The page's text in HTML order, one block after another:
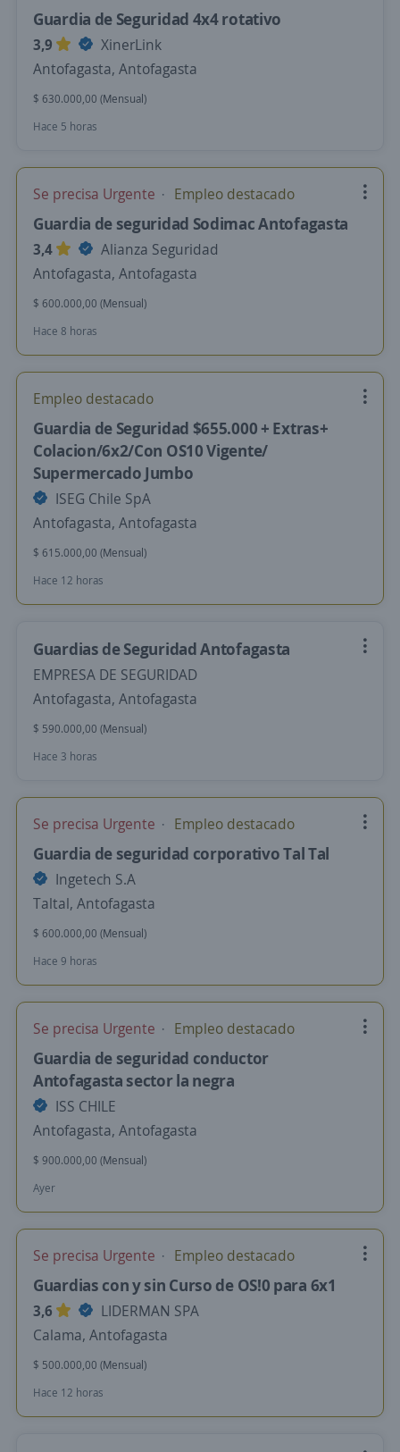
Guardia de Seguridad 4x4 rotativo
3,9
XinerLink
Antofagasta, Antofagasta
$ 630.000,00 (Mensual)
Hace 5 horas
Se precisa Urgente Empleo destacado
Guardia de seguridad Sodimac Antofagasta
3,4
Alianza Seguridad
Antofagasta, Antofagasta
$ 600.000,00 (Mensual)
Hace 8 horas
Empleo destacado
Guardia de Seguridad $655.000 + Extras+
Colacion/6x2/Con OS10 Vigente/
Supermercado Jumbo
ISEG Chile SpA
Antofagasta, Antofagasta
$ 615.000,00 (Mensual)
Hace 12 horas
Guardias de Seguridad Antofagasta
EMPRESA DE SEGURIDAD
Antofagasta, Antofagasta
$ 590.000,00 (Mensual)
Hace 3 horas
Se precisa Urgente Empleo destacado
Guardia de seguridad corporativo Tal Tal
Ingetech S.A
Taltal, Antofagasta
$ 600.000,00 (Mensual)
Hace 9 horas
Se precisa Urgente Empleo destacado
Guardia de seguridad conductor
Antofagasta sector la negra
ISS CHILE
Antofagasta, Antofagasta
$ 900.000,00 (Mensual)
Ayer
Se precisa Urgente Empleo destacado
Guardias con y sin Curso de OS!0 para 6x1
3,6
LIDERMAN SPA
Calama, Antofagasta
$ 500.000,00 (Mensual)
Hace 12 horas